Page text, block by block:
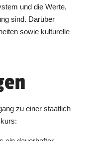
und die Werte,
sind. Darüber
sowie kulturelle
zu einer staatlich